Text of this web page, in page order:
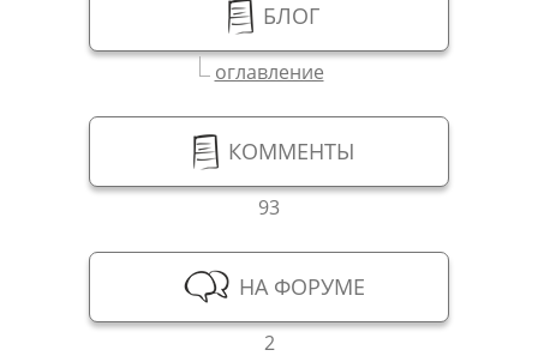
БЛОГ
оглавление
КОММЕНТЫ
93
НА ФОРУМЕ
2